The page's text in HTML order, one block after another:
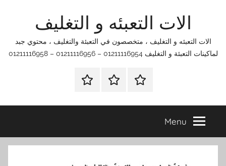
الات التعبئه و التغليف
الات التعبئه و التغليف ، متخصصون في التعبئة والتغليف ، محتوي جبد
لماكينات التعبئة و التغليف 01211116954 – 01211116956 – 01211116958
الرئيسيةاتصل
اتـصـل
في
التي
Menu